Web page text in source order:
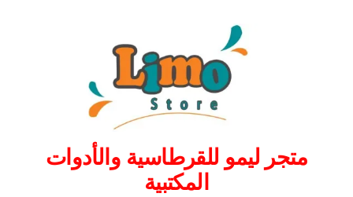
متجر ليمو للقرطاسية والأدوات
المكتبية